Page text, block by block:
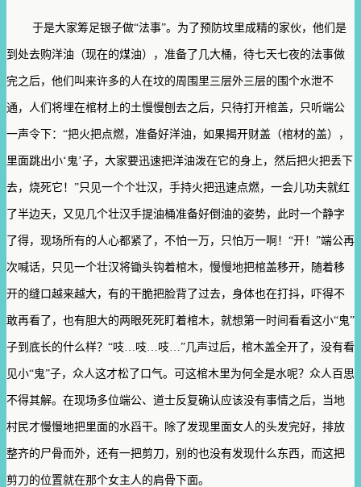
于是大家筹足银子做“法事”。为了预防坟里成精的家伙，他们是
到处去购洋油（现在的煤油），准备了几大桶，待七天七夜的法事做
完之后，他们叫来许多的人在坟的周围里三层外三层的围个水泄不
通，人们将埋在棺材上的土慢慢刨去之后，只待打开棺盖，只听端公
一声令下：“把火把点燃，准备好洋油，如果揭开财盖（棺材的盖），
里面跳出小‘鬼’子，大家要迅速把洋油泼在它的身上，然后把火把丢下
去，烧死它！”只见一个个壮汉，手持火把迅速点燃，一会儿功夫就红
了半边天，又见几个壮汉手提油桶准备好倒油的姿势，此时一个静字
了得，现场所有的人心都紧了，不怕一万，只怕万一啊！“开！”端公再
次喊话，只见一个壮汉将锄头钩着棺木，慢慢地把棺盖移开，随着移
开的缝口越来越大，有的干脆把脸背了过去，身体也在打抖，吓得不
敢再看了，也有胆大的两眼死死盯着棺木，就想第一时间看看这小“鬼”
子到底长的什么样？“吱…吱…吱…”几声过后，棺木盖全开了，没有看
见小“鬼”子，众人这才松了口气。可这棺木里为何全是水呢？众人百思
不得其解。在现场多位端公、道士反复确认应该没有事情之后，当地
村民才慢慢地把里面的水舀干。除了发现里面女人的头发完好，排放
整齐的尸骨而外，还有一把剪刀，别的也没有发现什么东西，而这把
剪刀的位置就在那个女主人的肩骨下面。